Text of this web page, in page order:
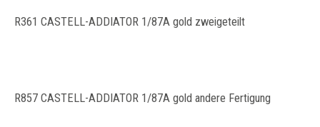
R361 CASTELL-ADDIATOR 1/87A gold zweigeteilt
R857 CASTELL-ADDIATOR 1/87A gold andere Fertigung